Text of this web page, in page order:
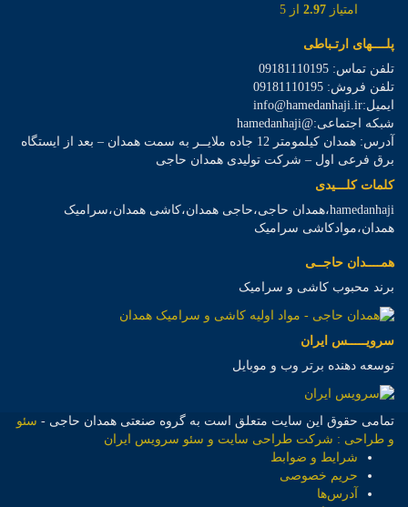
امتیاز2.97از 5
پلــــهای ارتـباطی
تلفن تماس: 09181110195
تلفن فروش: 09181110195
ایمیل:info@hamedanhaji.ir
شبکه اجتماعی:@hamedanhaji
آدرس: همدان کیلمومتر 12 جاده ملایــر به سمت همدان – بعد از ایستگاه
برق فرعی اول – شرکت تولیدی همدان حاجی
کلمات کلـــیدی
hamedanhaji،همدان حاجی،حاجی همدان،کاشی همدان،سرامیک
همدان،موادکاشی سرامیک
همــــدان حاجــی
برند محبوب کاشی و سرامیک
سرویـــــس ایران
توسعه دهنده برتر وب و موبایل
تمامی حقوق این سایت متعلق است به گروه صنعتی همدان حاجی -سئو
و طراحی : شرکت طراحی سایت و سئو سرویس ایران
شرایط و ضوابط
حریم خصوصی
آدرس‌ها